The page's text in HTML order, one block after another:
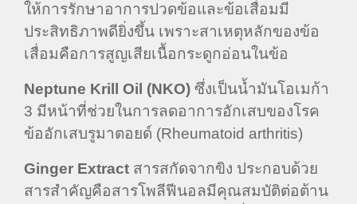
ให้การรักษาอาการปวดข้อและข้อเสื่อมมี
ประสิทธิภาพดียิ่งขึ้น เพราะสาเหตุหลักของข้อ
เสื่อมคือการสูญเสียเนื้อกระดูกอ่อนในข้อ
Neptune Krill Oil (NKO) ซึ่งเป็นน้ำมันโอเมก้า
3 มีหน้าที่ช่วยในการลดอาการอักเสบของโรค
ข้ออักเสบรูมาตอยด์ (Rheumatoid arthritis)
Ginger Extract สารสกัดจากขิง ประกอบด้วย
สารสำคัญคือสารโพลีฟีนอลมีคุณสมบัติต่อต้าน